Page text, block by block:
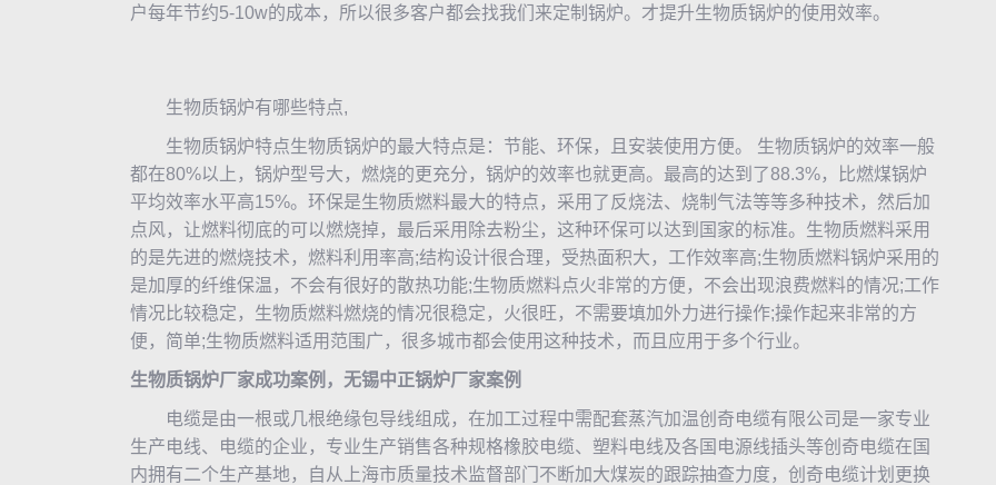
户每年节约5-10w的成本，所以很多客户都会找我们来定制锅炉。才提升生物质锅炉的使用效率。
生物质锅炉有哪些特点,
生物质锅炉特点生物质锅炉的最大特点是：节能、环保，且安装使用方便。 生物质锅炉的效率一般
都在80%以上，锅炉型号大，燃烧的更充分，锅炉的效率也就更高。最高的达到了88.3%，比燃煤锅炉
平均效率水平高15%。环保是生物质燃料最大的特点，采用了反烧法、烧制气法等等多种技术，然后加
点风，让燃料彻底的可以燃烧掉，最后采用除去粉尘，这种环保可以达到国家的标准。生物质燃料采用
的是先进的燃烧技术，燃料利用率高;结构设计很合理，受热面积大，工作效率高;生物质燃料锅炉采用的
是加厚的纤维保温，不会有很好的散热功能;生物质燃料点火非常的方便，不会出现浪费燃料的情况;工作
情况比较稳定，生物质燃料燃烧的情况很稳定，火很旺，不需要填加外力进行操作;操作起来非常的方
便，简单;生物质燃料适用范围广，很多城市都会使用这种技术，而且应用于多个行业。
生物质锅炉厂家成功案例，无锡中正锅炉厂家案例
电缆是由一根或几根绝缘包导线组成，在加工过程中需配套蒸汽加温创奇电缆有限公司是一家专业
生产电线、电缆的企业，专业生产销售各种规格橡胶电缆、塑料电线及各国电源线插头等创奇电缆在国
内拥有二个生产基地，自从上海市质量技术监督部门不断加大煤炭的跟踪抽查力度，创奇电缆计划更换